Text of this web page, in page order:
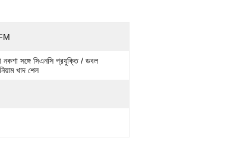
নকশা সঙ্গে সিএনসি প্রযুক্তি / ডবল
খাদ শেল